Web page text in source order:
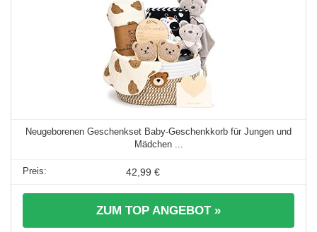
Neugeborenen Geschenkset Baby-Geschenkkorb für Jungen und
Mädchen ...
42,99 €
ZUM TOP ANGEBOT »